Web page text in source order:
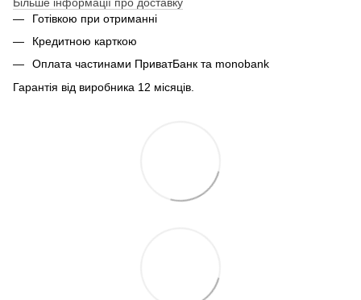
Готівкою при отриманні
Кредитною карткою
Оплата частинами ПриватБанк та monobank
Гарантія від виробника 12 місяців.